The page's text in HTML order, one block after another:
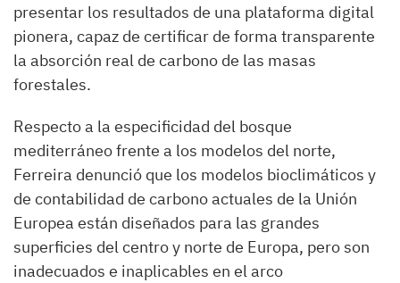
presentar los resultados de una plataforma digital
pionera, capaz de certificar de forma transparente
la absorción real de carbono de las masas
forestales.
Respecto a la especificidad del bosque
mediterráneo frente a los modelos del norte,
Ferreira denunció que los modelos bioclimáticos y
de contabilidad de carbono actuales de la Unión
Europea están diseñados para las grandes
superficies del centro y norte de Europa, pero son
inadecuados e inaplicables en el arco